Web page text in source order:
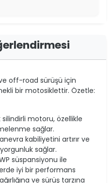
off-road sürüşü için
bir motosiklettir. Özetle:
motoru, özellikle
sağlar.
kabiliyetini artırır ve
sağlar.
süspansiyonu ile
iyi bir performans
ve sürüş tarzına